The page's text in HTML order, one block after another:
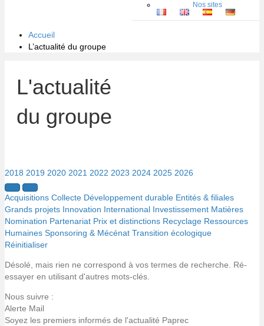
Nos sites
Accueil
L’actualité du groupe
L'actualité
du groupe
2018 2019 2020 2021 2022 2023 2024 2025 2026
Acquisitions Collecte Développement durable Entités & filiales
Grands projets Innovation International Investissement Matières
Nomination Partenariat Prix et distinctions Recyclage Ressources
Humaines Sponsoring & Mécénat Transition écologique
Réinitialiser
Désolé, mais rien ne correspond à vos termes de recherche. Ré-
essayer en utilisant d'autres mots-clés.
Nous suivre :
Alerte Mail
Soyez les premiers informés de l'actualité Paprec